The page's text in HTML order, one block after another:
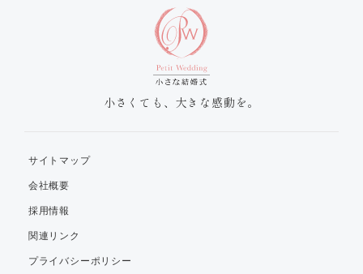
小さくても、大きな感動を。
サイトマップ
会社概要
採用情報
関連リンク
プライバシーポリシー